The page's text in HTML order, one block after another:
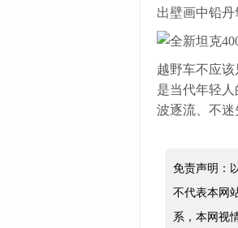
出壁画中铅丹
越野车不应
是当代年轻
波逐流、不迷
免责声明：
不代表本网
系，本网视